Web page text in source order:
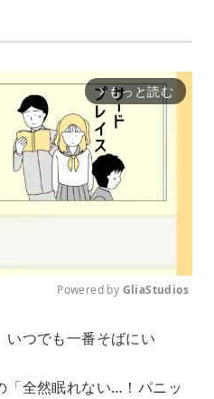
arrow_forward_ios もっと読む
u
e
Powered by GliaStudios
いつでも一番そばにい
「全然眠れない…！パニッ